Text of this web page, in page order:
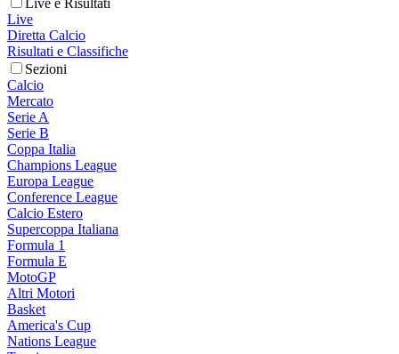
Live e Risultati
Live
Diretta Calcio
Risultati e Classifiche
Sezioni
Calcio
Mercato
Serie A
Serie B
Coppa Italia
Champions League
Europa League
Conference League
Calcio Estero
Supercoppa Italiana
Formula 1
Formula E
MotoGP
Altri Motori
Basket
America's Cup
Nations League